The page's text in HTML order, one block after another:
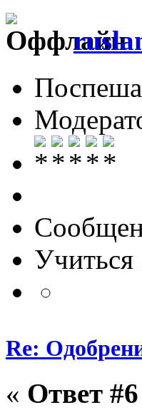
Re:
« Ответ